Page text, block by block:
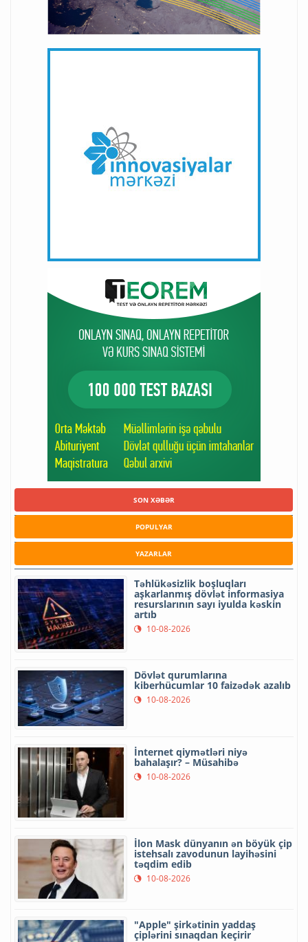
SON XƏBƏR
POPULYAR
YAZARLAR
Təhlükəsizlik boşluqları
aşkarlanmış dövlət informasiya
resurslarının sayı iyulda kəskin
artıb
10-08-2026
Dövlət qurumlarına
kiberhücumlar 10 faizədək azalıb
10-08-2026
İnternet qiymətləri niyə
bahalaşır? – Müsahibə
10-08-2026
İlon Mask dünyanın ən böyük çip
istehsalı zavodunun layihəsini
təqdim edib
10-08-2026
"Apple" şirkətinin yaddaş
çiplərini sınaqdan keçirir